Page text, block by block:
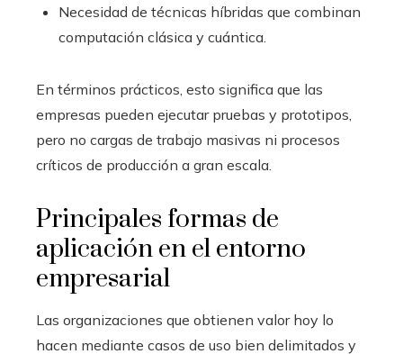
Necesidad de técnicas híbridas que combinan
computación clásica y cuántica.
En términos prácticos, esto significa que las
empresas pueden ejecutar pruebas y prototipos,
pero no cargas de trabajo masivas ni procesos
críticos de producción a gran escala.
Principales formas de
aplicación en el entorno
empresarial
Las organizaciones que obtienen valor hoy lo
hacen mediante casos de uso bien delimitados y